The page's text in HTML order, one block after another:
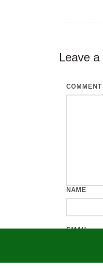
Leave a
COMMENT
NAME
EMAIL